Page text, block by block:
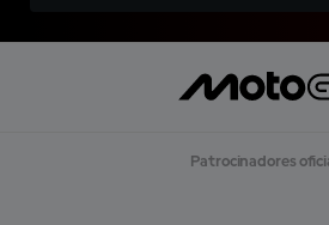
Patrocinadores